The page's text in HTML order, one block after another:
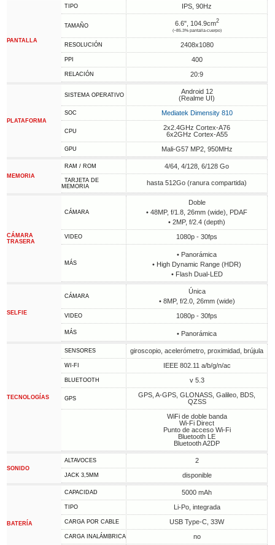
PANTALLA
TIPO IPS, 90Hz
TAMAÑO 6.6", 104.9cm2
(~85.3% pantalla-cuerpo)
RESOLUCIÓN 2408x1080
PPI 400
RELACIÓN 20:9
PLATAFORMA
SISTEMA OPERATIVO
Android 12
(Realme UI)
SOC Mediatek Dimensity 810
CPU
2x2.4GHz Cortex-A76
6x2GHz Cortex-A55
GPU Mali-G57 MP2, 950MHz
MEMORIA
RAM / ROM 4/64, 4/128, 6/128 Go
TARJETA DE
MEMORIA
hasta 512Go (ranura compartida)
CÁMARA
TRASERA
CÁMARA
Doble
• 48MP, f/1.8, 26mm (wide), PDAF
• 2MP, f/2.4 (depth)
VIDEO 1080p - 30fps
MÁS
• Panorámica
• High Dynamic Range (HDR)
• Flash Dual-LED
SELFIE
CÁMARA
Única
• 8MP, f/2.0, 26mm (wide)
VIDEO 1080p - 30fps
MÁS • Panorámica
TECNOLOGÍAS
SENSORES giroscopio, acelerómetro, proximidad, brújula
WI-FI IEEE 802.11 a/b/g/n/ac
BLUETOOTH v 5.3
GPS
GPS, A-GPS, GLONASS, Galileo, BDS,
QZSS
WiFi de doble banda
Wi-Fi Direct
Punto de acceso Wi-Fi
Bluetooth LE
Bluetooth A2DP
SONIDO
ALTAVOCES 2
JACK 3,5MM disponible
BATERÍA
CAPACIDAD 5000 mAh
TIPO Li-Po, integrada
CARGA POR CABLE USB Type-C, 33W
CARGA INALÁMBRICA no